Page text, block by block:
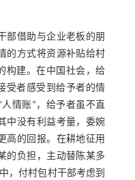
部借助与企业老板的朋
的方式将资源补贴给村
构建。在中国社会，给
受者感受到给予者的情
情账”，给予者虽不直
中没有利益考量，委婉
高的回报。在耕地征用
的负担，主动替陈某多
，付村包村干部考虑到